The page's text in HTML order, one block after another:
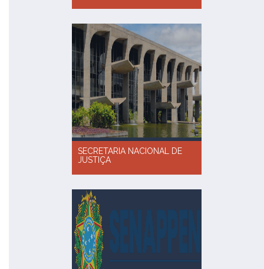
SECRETARIA NACIONAL DE
JUSTIÇA